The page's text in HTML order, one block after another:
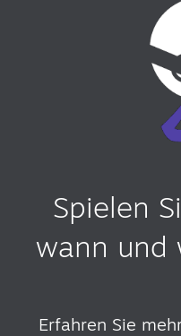
Spielen
wann und
Erfahren Sie